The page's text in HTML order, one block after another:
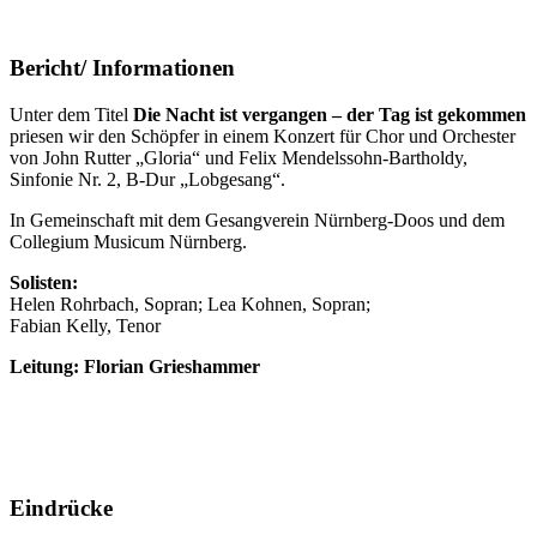
Bericht/ Informationen
Unter dem Titel Die Nacht ist vergangen – der Tag ist gekommen
priesen wir den Schöpfer in einem Konzert für Chor und Orchester
von John Rutter „Gloria“ und Felix Mendelssohn-Bartholdy,
Sinfonie Nr. 2, B-Dur „Lobgesang“.
In Gemeinschaft mit dem Gesangverein Nürnberg-Doos und dem
Collegium Musicum Nürnberg.
Solisten:
Helen Rohrbach, Sopran; Lea Kohnen, Sopran;
Fabian Kelly, Tenor
Leitung: Florian Grieshammer
Eindrücke